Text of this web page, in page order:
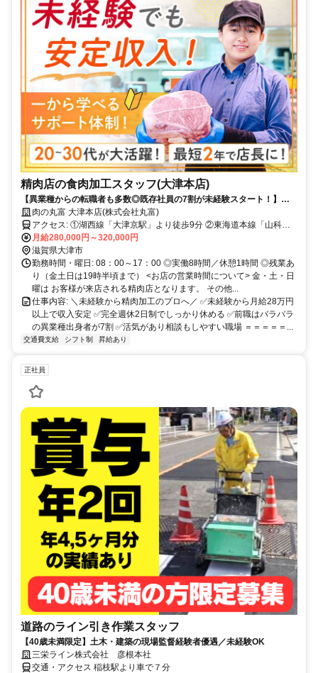
精肉店の食肉加工スタッフ(大津本店)
【異業種からの転職者も多数◎既存社員の7割が未経験スタート！】月
給28万円～／完全週休2日制／残業少なめ／創業70年以上の安定企業
肉の丸富 大津本店(株式会社丸富)
アクセス: ①湖西線「大津京駅」より徒歩9分 ②東海道本線「山科
月給280,000円～320,000円
滋賀県大津市
勤務時間・曜日: 08：00～17：00 ◎実働8時間／休憩1時間 ◎残業あ
り（金土日は19時半頃まで） <お店の営業時間について> 金・土・日
曜は お客様が来店される精肉店となります。 その他...
仕事内容: ＼未経験から精肉加工のプロへ／ ✅未経験から月給28万円
以上で収入安定 ✅完全週休2日制でしっかり休める ✅前職はバラバラ
の異業種出身者が7割 ✅活気があり相談もしやすい職場 ＝＝＝＝＝...
交通費支給 シフト制 昇給あり
正社員
道路のライン引き作業スタッフ
【40歳未満限定】土木・建築の現場監督経験者優遇／未経験OK
三栄ライン株式会社 彦根本社
交通・アクセス 稲枝駅より車で７分